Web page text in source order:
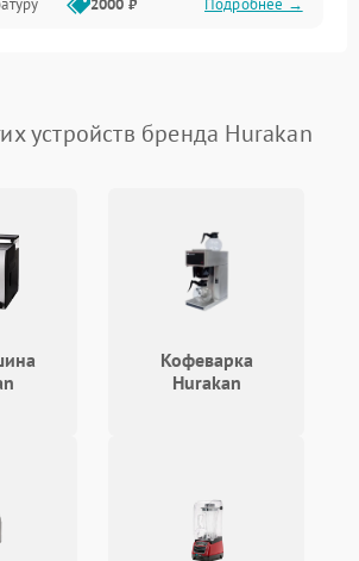
устройств бренда Hurakan
Кофеварка
Hurakan